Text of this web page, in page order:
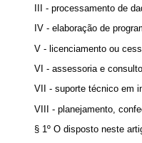
III - processamento de
IV - elaboração de
V - licenciamento ou
VI - assessoria e
VII - suporte técnico em
VIII - planejamento,
§ 1º O disposto neste